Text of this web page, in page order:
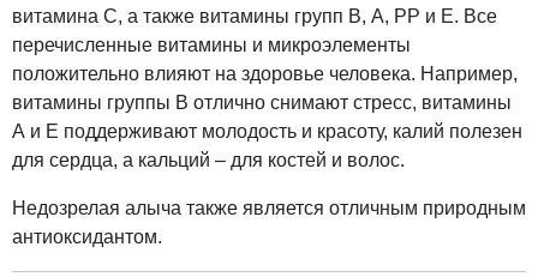
витамина С, а также витамины групп В, А, РР и Е. Все
перечисленные витамины и микроэлементы
положительно влияют на здоровье человека. Например,
витамины группы В отлично снимают стресс, витамины
А и Е поддерживают молодость и красоту, калий полезен
для сердца, а кальций – для костей и волос.
Недозрелая алыча также является отличным природным
антиоксидантом.